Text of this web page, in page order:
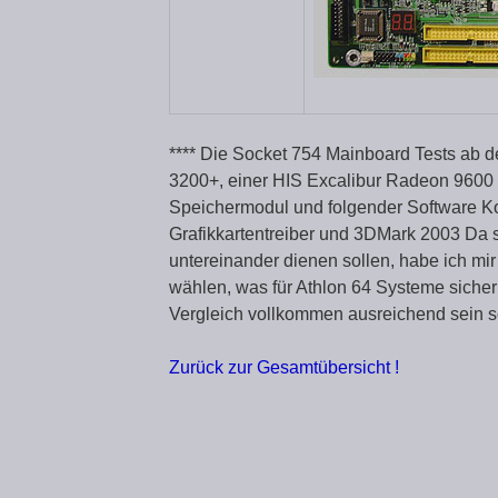
**** Die Socket 754 Mainboard Tests ab
3200+, einer HIS Excalibur Radeon
Speichermodul und folgender Software
Grafikkartentreiber und 3DMark 2003
untereinander dienen sollen, habe ich
wählen, was für Athlon 64 Systeme
Vergleich vollkommen ausreichend sein
Zurück zur Gesamtübersicht !